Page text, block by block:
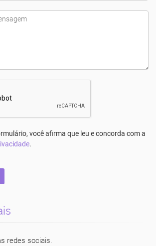
você afirma que leu e concorda com a
.
redes sociais.